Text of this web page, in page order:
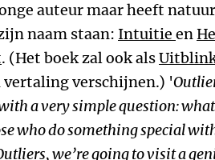
auteur maar heeft
naam staan: Intuitie en
. (Het boek zal ook als
verschijnen.) '
a very simple question:
who do something special
we’re going to visit a